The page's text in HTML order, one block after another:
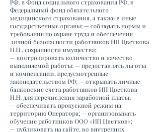
РФ, в Фонд социального страхования РФ, в
Федеральный фонд обязательного
медицинского страхования, а также в иные
государственные органы; — соблюдать нормы и
требования по охране труда и обеспечения
личной безопасности работников ИП Цветкова
Н.Н., сохранности имущества;
— контролировать количество и качество
выполняемой работы; — предоставлять льготы
и компенсации, предусмотренные
законодательством РФ; — открывать личные
банковские счета работников ИП Цветкова
Н.Н. для перечисления заработной платы;
— обеспечивать пропускной режим на
территорию Оператора; — организовывать
обучение работников ООО «ИП Цветков»;
— публиковать на сайте, во внутренних